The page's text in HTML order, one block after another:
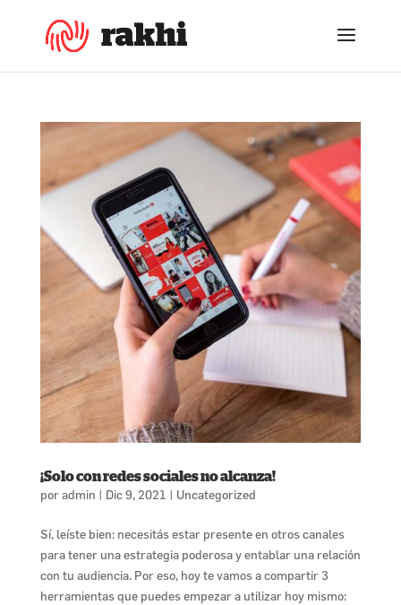
¡Solo con redes sociales no alcanza!
poradmin | Dic 9, 2021 | Uncategorized
Sí, leíste bien: necesitás estar presente en otros canales
para tener una estrategia poderosa y entablar una relación
con tu audiencia. Por eso, hoy te vamos a compartir 3
herramientas que puedes empezar a utilizar hoy mismo: